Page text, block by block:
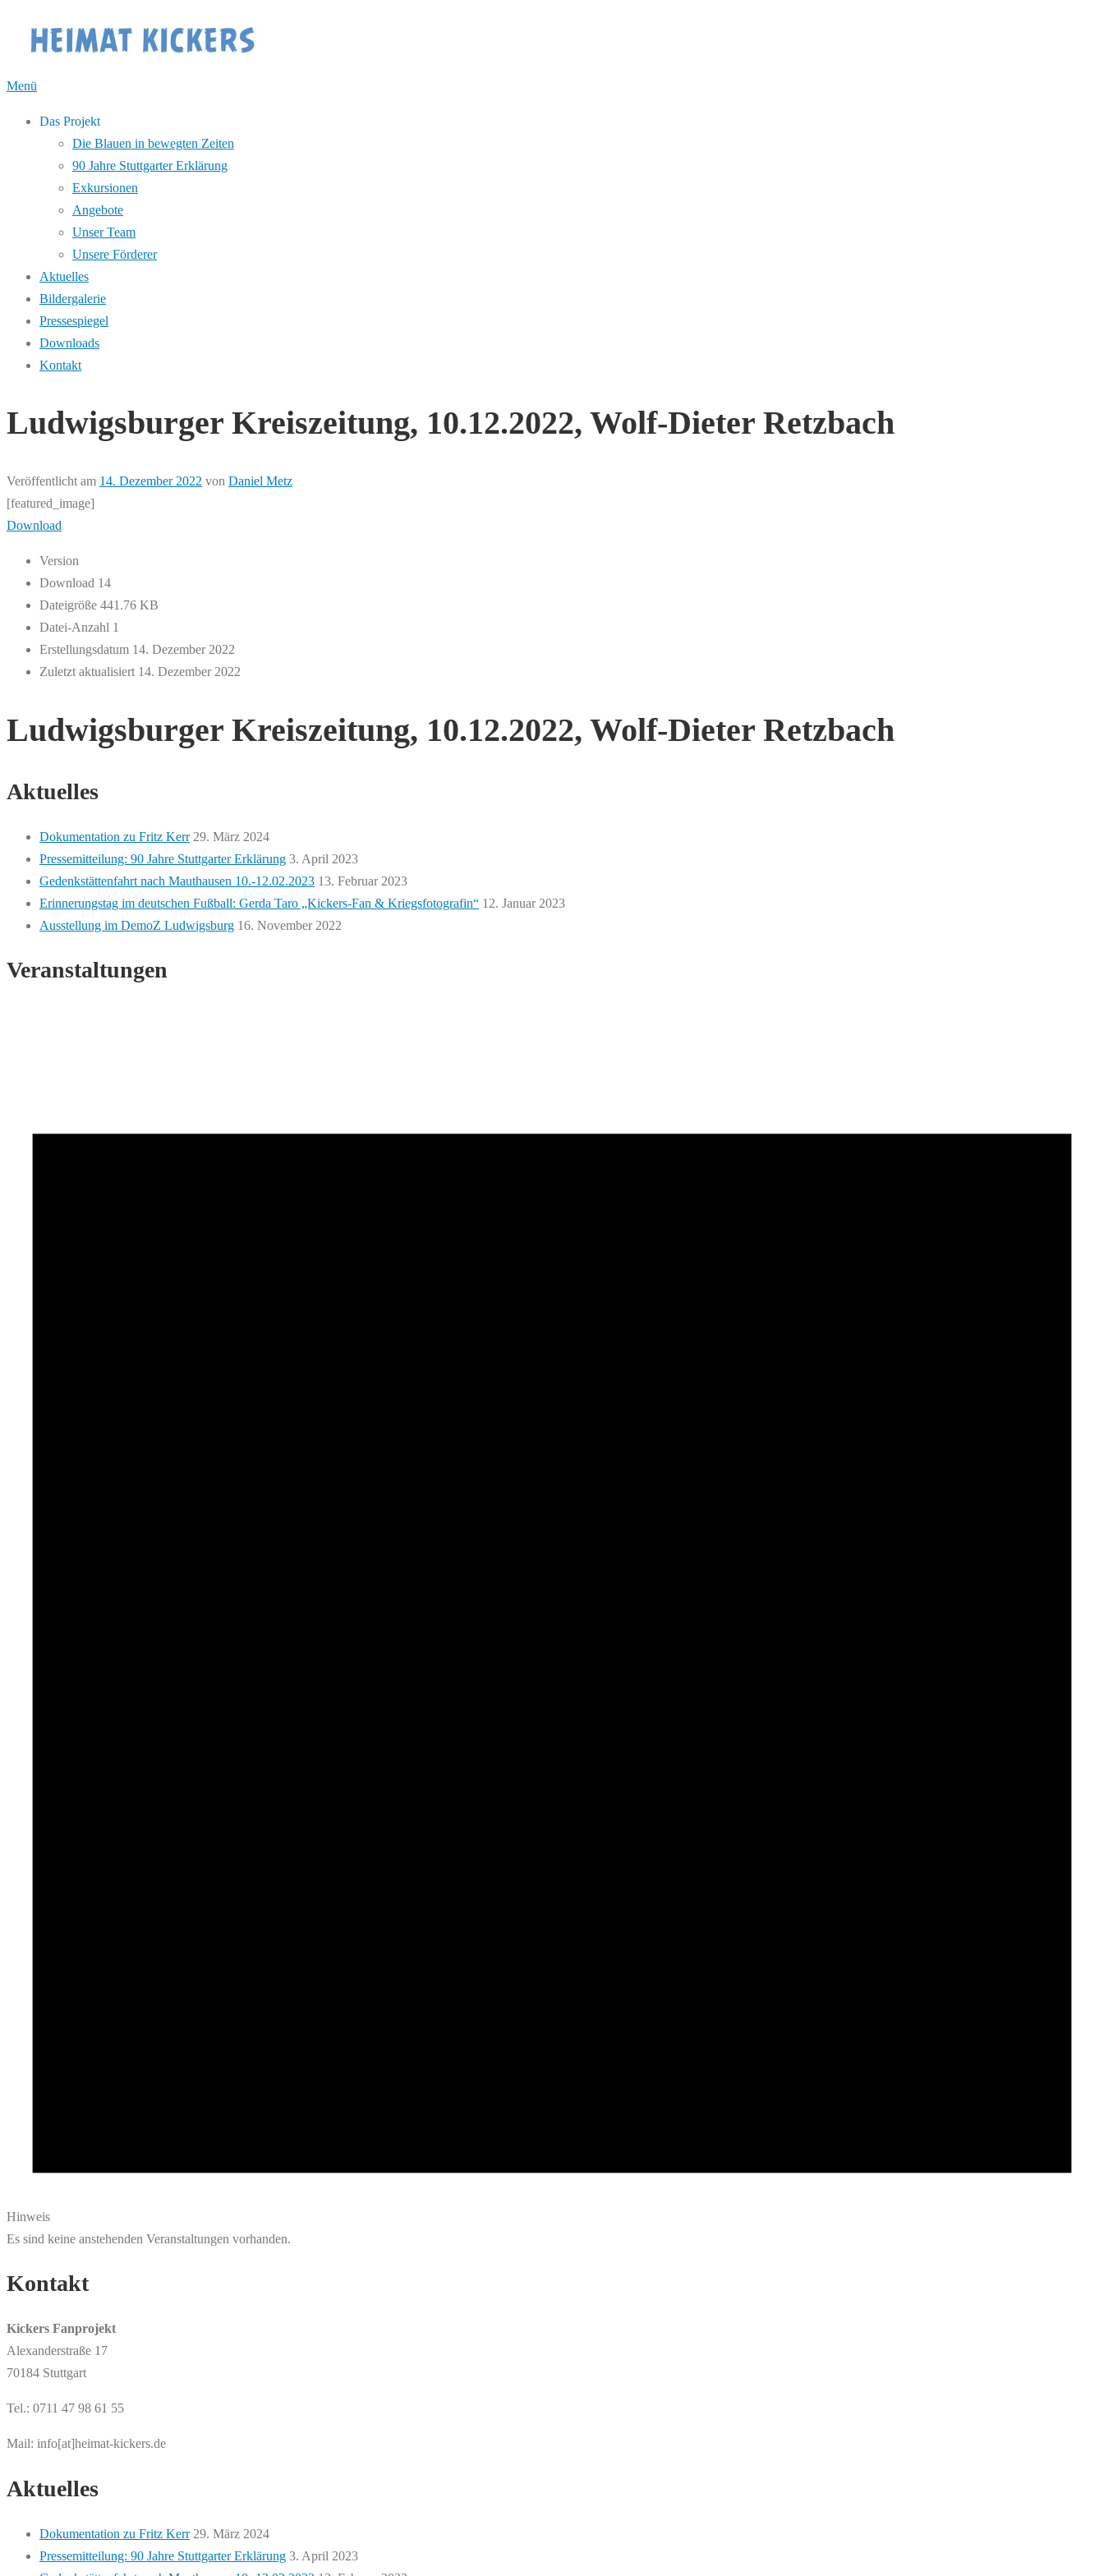
Inhalt
Menü
Das Projekt
Die Blauen in bewegten Zeiten
90 Jahre Stuttgarter Erklärung
Exkursionen
Angebote
Unser Team
Unsere Förderer
Aktuelles
Bildergalerie
Pressespiegel
Downloads
Kontakt
Ludwigsburger Kreiszeitung, 10.12.2022, Wolf-Dieter Retzbach
Veröffentlicht am 14. Dezember 2022 von Daniel Metz
[featured_image]
Download
Version
Download 14
Dateigröße 441.76 KB
Datei-Anzahl 1
Erstellungsdatum 14. Dezember 2022
Zuletzt aktualisiert 14. Dezember 2022
Ludwigsburger Kreiszeitung, 10.12.2022, Wolf-Dieter Retzbach
Aktuelles
Dokumentation zu Fritz Kerr 29. März 2024
Pressemitteilung: 90 Jahre Stuttgarter Erklärung 3. April 2023
Gedenkstättenfahrt nach Mauthausen 10.-12.02.2023 13. Februar 2023
Erinnerungstag im deutschen Fußball: Gerda Taro „Kickers-Fan & Kriegsfotografin“ 12. Januar 2023
Ausstellung im DemoZ Ludwigsburg 16. November 2022
Veranstaltungen
Hinweis
Es sind keine anstehenden Veranstaltungen vorhanden.
Kontakt
Kickers Fanprojekt
Alexanderstraße 17
70184 Stuttgart
Tel.: 0711 47 98 61 55
Mail: info[at]heimat-kickers.de
Aktuelles
Dokumentation zu Fritz Kerr 29. März 2024
Pressemitteilung: 90 Jahre Stuttgarter Erklärung 3. April 2023